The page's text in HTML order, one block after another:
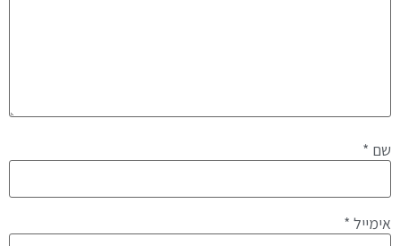
שם *
אימייל *